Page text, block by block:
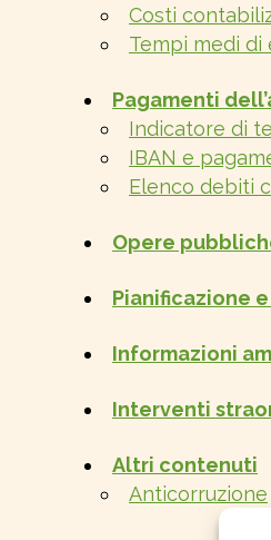
Costi
Tempi medi di
Pagamenti
Indicatore di
IBAN e
Elenco debiti
Opere
Pianificazione
Informazioni
Interventi
Altri contenuti
Anticorruzione